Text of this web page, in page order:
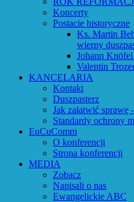
Koncerty
Postacie historyczne
Ks. Martin
wierny
Johann
Valentin
KANCELARIA
Kontakt
Duszpasterz
Jak załatwić sprawę
Standardy ochrony
EuCuComm
O konferencji
Strona konferencji
MEDIA
Zobacz
Napisali o nas
Ewangelickie ABC